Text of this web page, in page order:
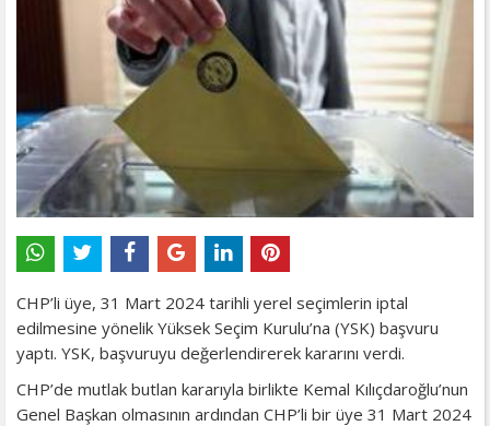
CHP’li üye, 31 Mart 2024 tarihli yerel seçimlerin iptal
edilmesine yönelik Yüksek Seçim Kurulu’na (YSK) başvuru
yaptı. YSK, başvuruyu değerlendirerek kararını verdi.
CHP’de mutlak butlan kararıyla birlikte Kemal Kılıçdaroğlu’nun
Genel Başkan olmasının ardından CHP’li bir üye 31 Mart 2024